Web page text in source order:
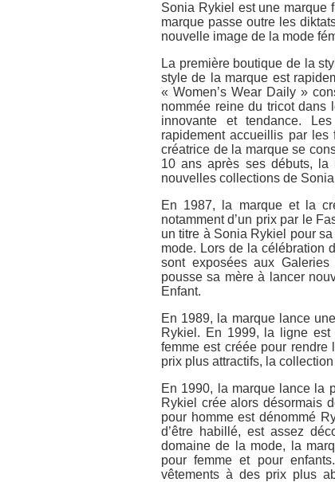
Sonia Rykiel est une marque
marque passe outre les
nouvelle image de la mode
La première boutique de la
style de la marque est
« Women’s Wear Daily »
nommée reine du tricot dans
innovante et tendance.
rapidement accueillis par
créatrice de la marque se
10 ans après ses débuts,
nouvelles collections de
En 1987, la marque et la
notamment d’un prix par le
un titre à Sonia Rykiel pour
mode. Lors de la célébration
sont exposées aux
pousse sa mère à lancer
Enfant.
En 1989, la marque lance
Rykiel. En 1999, la ligne
femme est créée pour
prix plus attractifs, la
En 1990, la marque lance la
Rykiel crée alors désormais
pour homme est dénommé
d’être habillé, est assez
domaine de la mode, la
pour femme et pour
vêtements à des prix plus